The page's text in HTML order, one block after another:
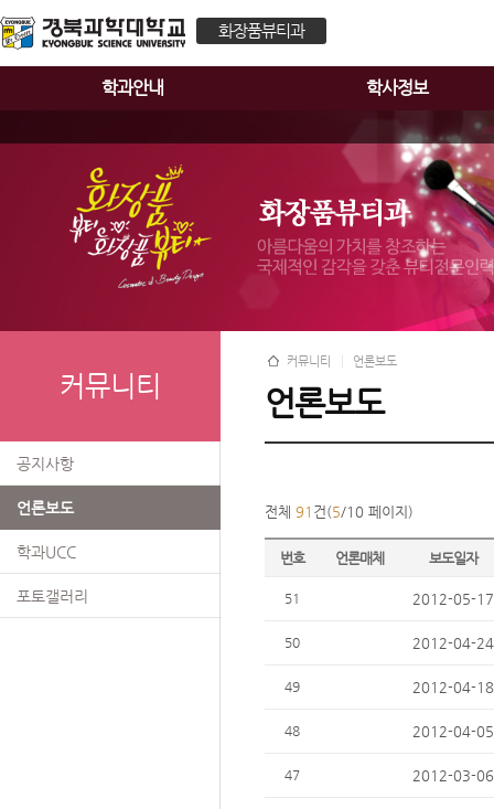
화장품뷰티과
학과안내 학사정보
커뮤니티
공지사항
언론보도
학과UCC
포토갤러리
커뮤니티 언론보도
언론보도
전체 91 건(5/10 페이지)
번호 언론매체 보도일자
51 2012-05-17
50 2012-04-24
49 2012-04-18
48 2012-04-05
47 2012-03-06